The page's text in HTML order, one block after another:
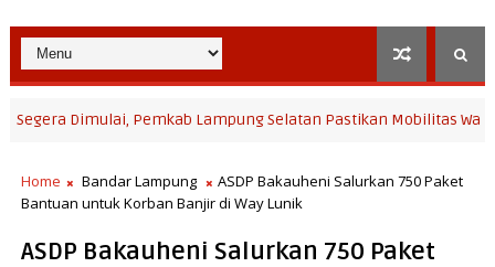
Dimulai, Pemkab Lampung Selatan Pastikan Mobilitas Warga Lebih
Home Bandar Lampung
ASDP Bakauheni Salurkan 750 Paket
Bantuan untuk Korban Banjir di Way Lunik
ASDP Bakauheni Salurkan 750 Paket